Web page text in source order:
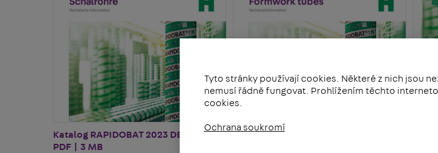
Tyto stránky používají cookies. Některé z nich jsou
nemusí řádně fungovat. Prohlížením těchto
cookies.
Ochrana soukromí
Katalog RAPIDOBAT 2023 DE
PDF | 3 MB
Katalog RAPIDOBAT 2023 EN